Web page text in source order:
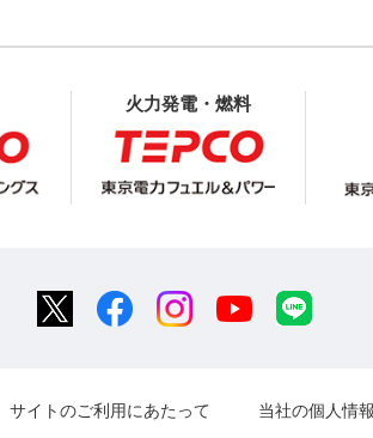
火力発電・燃料
サイトのご利用にあたって 当社の個人情